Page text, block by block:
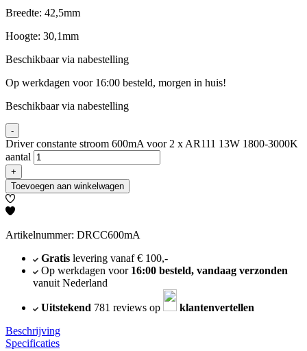
Breedte: 42,5mm
Hoogte: 30,1mm
Beschikbaar via nabestelling
Op werkdagen voor 16:00 besteld, morgen in huis!
Beschikbaar via nabestelling
-
Driver constante stroom 600mA voor 2 x AR111 13W 1800-3000K
aantal
+
Toevoegen aan winkelwagen
Artikelnummer: DRCC600mA
Gratislevering vanaf € 100,-
Op werkdagen voor 16:00 besteld, vandaag verzonden
vanuit Nederland
Uitstekend 781 reviews op
klantenvertellen
Beschrijving
Specificaties